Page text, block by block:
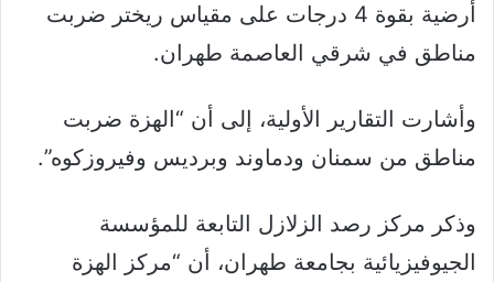
أرضية بقوة 4 درجات على مقياس ريختر ضربت
مناطق في شرقي العاصمة طهران.
وأشارت التقارير الأولية، إلى أن “الهزة ضربت
مناطق من سمنان ودماوند وبرديس وفيروزكوه”.
وذكر مركز رصد الزلازل التابعة للمؤسسة
الجيوفيزيائية بجامعة طهران، أن “مركز الهزة